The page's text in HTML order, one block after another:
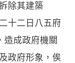
除其建築
十二日八五府
造成政府機關
政府形象，俟